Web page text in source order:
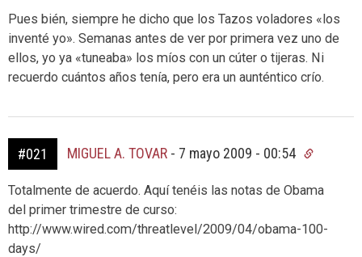
Pues bién, siempre he dicho que los Tazos voladores «los
inventé yo». Semanas antes de ver por primera vez uno de
ellos, yo ya «tuneaba» los míos con un cúter o tijeras. Ni
recuerdo cuántos años tenía, pero era un aunténtico crío.
#021 MIGUEL A. TOVAR - 7 mayo 2009 - 00:54
Totalmente de acuerdo. Aquí tenéis las notas de Obama
del primer trimestre de curso:
http://www.wired.com/threatlevel/2009/04/obama-100-
days/